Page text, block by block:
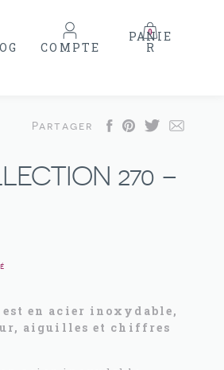
COMPTE
0
Partager
270 –
en acier inoxydable,
aiguilles et chiffres